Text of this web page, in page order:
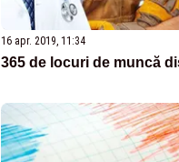
16 apr. 2019, 11:34
365 de locuri de muncă